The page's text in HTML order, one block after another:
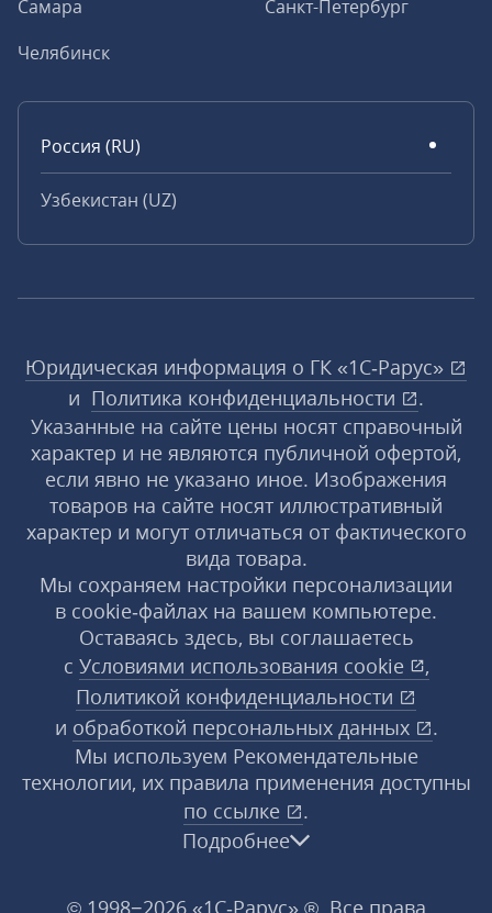
Самара
Санкт-Петербург
Челябинск
Россия (RU)
Узбекистан (UZ)
Юридическая информация о ГК «1С‑Рарус»
и Политика конфиденциальности
.
Указанные на сайте цены носят справочный
характер и не являются публичной офертой,
если явно не указано иное. Изображения
товаров на сайте носят иллюстративный
характер и могут отличаться от фактического
вида товара.
Мы сохраняем настройки персонализации
в cookie‑файлах на вашем компьютере.
Оставаясь здесь, вы соглашаетесь
с Условиями использования cookie
,
Политикой конфиденциальности
и обработкой персональных данных
.
Мы используем Рекомендательные
технологии, их правила применения доступны
по ссылке
.
Подробнее
© 1998−2026 «1С‑Рарус» ®. Все права